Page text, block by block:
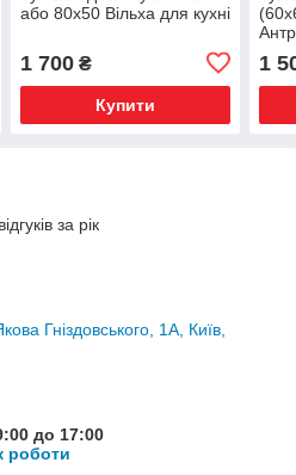
або 80х50 Вільха для кухні
1 700₴
Купити
1
за рік
Гніздовського, 1А, Київ,
до 17:00
роботи